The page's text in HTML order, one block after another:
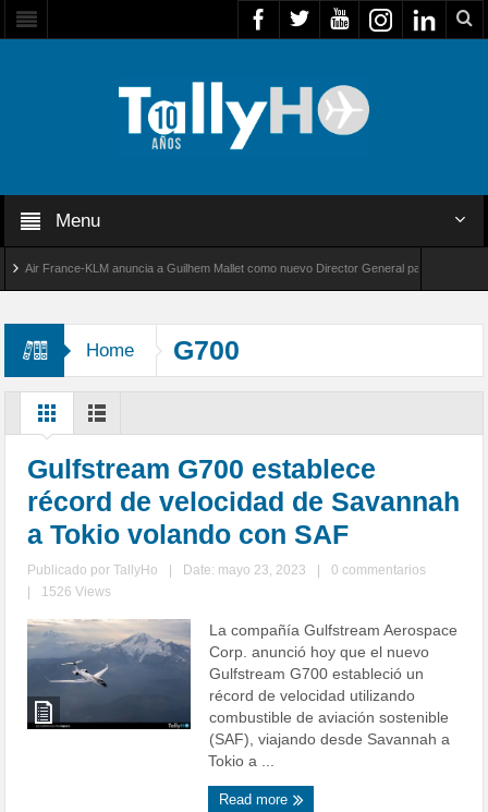
Menu
France-KLM anuncia a Guilhem Mallet como nuevo Director General para América Latina
Home G700
Gulfstream G700 establece
récord de velocidad de Savannah
a Tokio volando con SAF
Publicado porTallyHo Date: mayo 23, 2023
0 commentarios
1526 Views
La compañía Gulfstream Aerospace
Corp. anunció hoy que el nuevo
Gulfstream G700 estableció un
récord de velocidad utilizando
combustible de aviación sostenible
(SAF), viajando desde Savannah a
Tokio a ...
Read more